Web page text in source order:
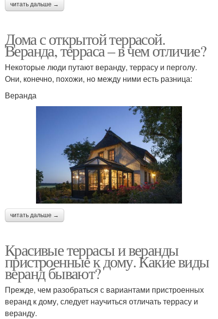
читать дальше →
Дома с открытой террасой.
Веранда, терраса – в чем отличие?
Некоторые люди путают веранду, террасу и перголу.
Они, конечно, похожи, но между ними есть разница:
Веранда
читать дальше →
Красивые террасы и веранды
пристроенные к дому. Какие виды
веранд бывают?
Прежде, чем разобраться с вариантами пристроенных
веранд к дому, следует научиться отличать террасу и
веранду.